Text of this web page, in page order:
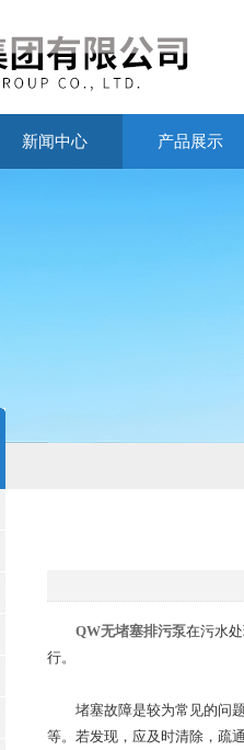
新闻中心 产品展示
QW无堵塞排污泵在污水
行。
堵塞故障是较为常见的问题
等。若发现，应及时清除，疏